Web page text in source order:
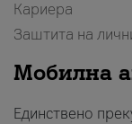
Кариера
Заштита на
Мобилна
Единствено